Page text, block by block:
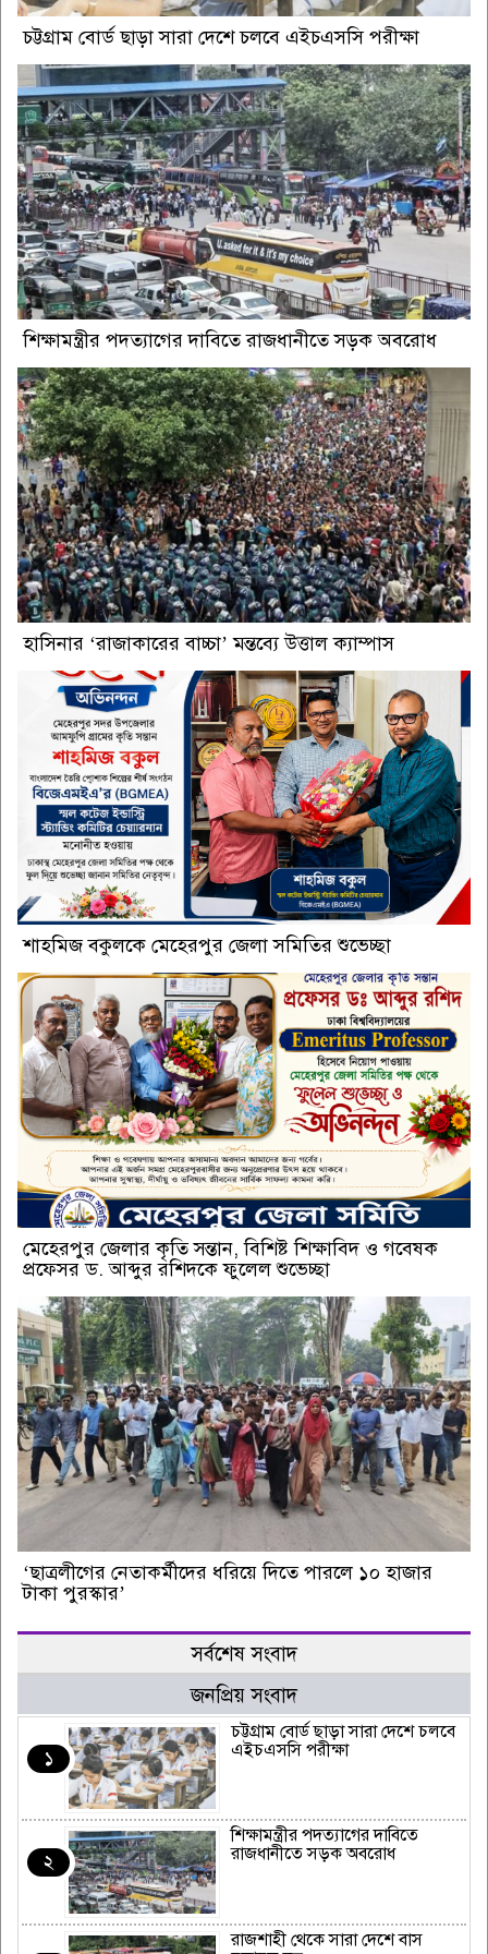
চট্টগ্রাম বোর্ড ছাড়া সারা দেশে চলবে এইচএসসি পরীক্ষা
শিক্ষামন্ত্রীর পদত্যাগের দাবিতে রাজধানীতে সড়ক অবরোধ
হাসিনার ‘রাজাকারের বাচ্চা’ মন্তব্যে উত্তাল ক্যাম্পাস
শাহমিজ বকুলকে মেহেরপুর জেলা সমিতির শুভেচ্ছা
মেহেরপুর জেলার কৃতি সন্তান, বিশিষ্ট শিক্ষাবিদ ও গবেষক
প্রফেসর ড. আব্দুর রশিদকে ফুলেল শুভেচ্ছা
‘ছাত্রলীগের নেতাকর্মীদের ধরিয়ে দিতে পারলে ১০ হাজার
টাকা পুরস্কার’
সর্বশেষ সংবাদ
জনপ্রিয় সংবাদ
১
চট্টগ্রাম বোর্ড ছাড়া সারা দেশে চলবে
এইচএসসি পরীক্ষা
২
শিক্ষামন্ত্রীর পদত্যাগের দাবিতে
রাজধানীতে সড়ক অবরোধ
রাজশাহী থেকে সারা দেশে বাস